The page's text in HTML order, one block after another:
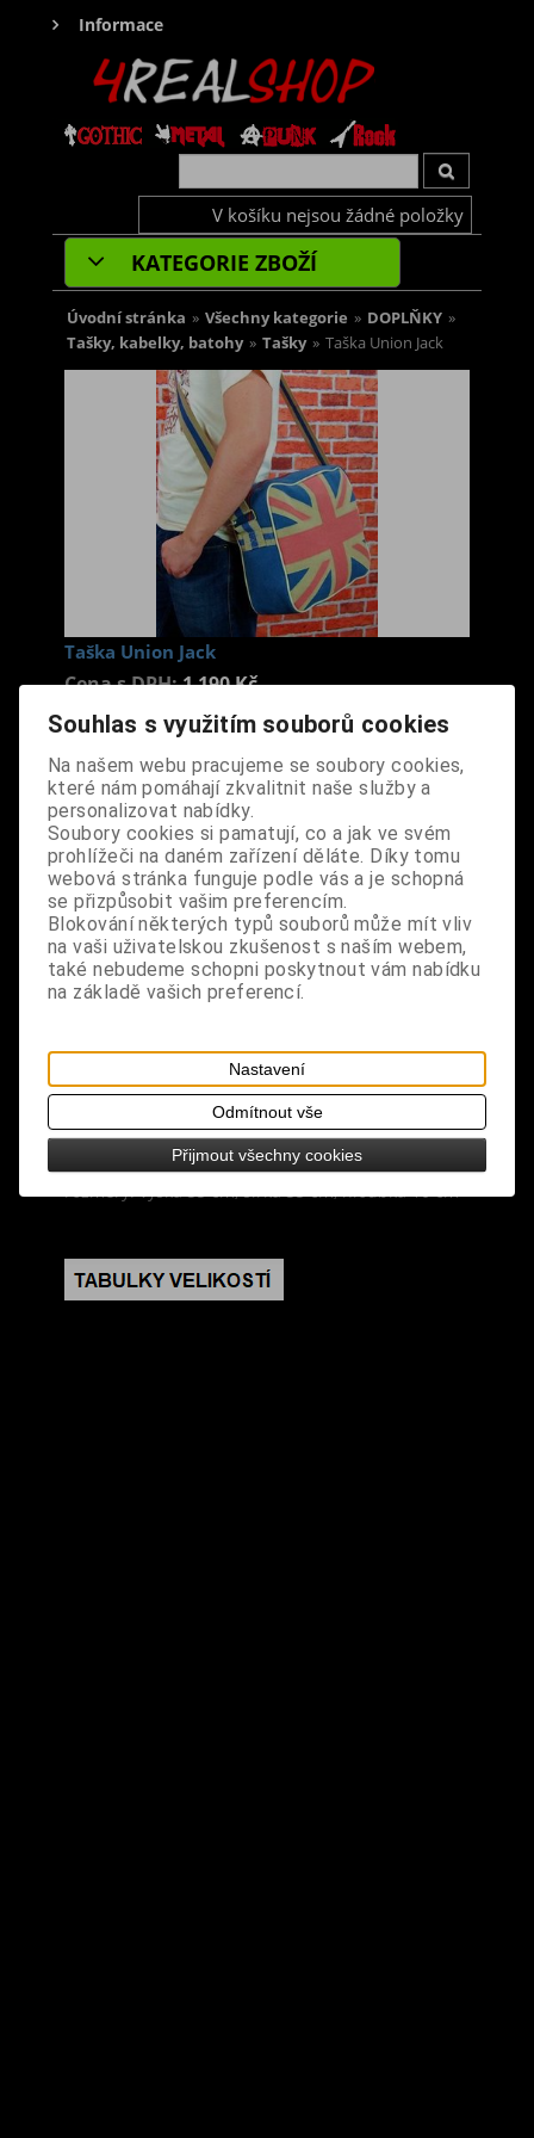
Informace
V košíku nejsou žádné položky
KATEGORIE ZBOŽÍ
Úvodní stránka » Všechny kategorie » DOPLŇKY »
Tašky, kabelky, batohy » Tašky » Taška Union Jack
Taška Union Jack
Cena s DPH:1 190 Kč
Dodání dny:skladem
ks
Koupit
Tabulky velikostí: zde
Výrobce: import UK
Katalogové číslo: DOWGTASBPUS3686
Záruka (měsíců):24
Dotaz na výrobek
Tisk
materiál: hrubé plátno
design: modrá barva, vpředu motiv britské vlajky
ze zastřené červené a khaki látky, zapínání na zip,
uvnitř kapsička na zip, nastavitelný popruh přes
rameno
rozměry: výška 33 cm, šířka 35 cm, hloubka 10 cm
Souhlas s využitím souborů cookies
Na našem webu pracujeme se soubory cookies,
které nám pomáhají zkvalitnit naše služby a
personalizovat nabídky.
Soubory cookies si pamatují, co a jak ve svém
prohlížeči na daném zařízení děláte. Díky tomu
webová stránka funguje podle vás a je schopná
se přizpůsobit vašim preferencím.
Blokování některých typů souborů může mít vliv
na vaši uživatelskou zkušenost s naším webem,
také nebudeme schopni poskytnout vám nabídku
na základě vašich preferencí.
Nastavení
Odmítnout vše
Přijmout všechny cookies